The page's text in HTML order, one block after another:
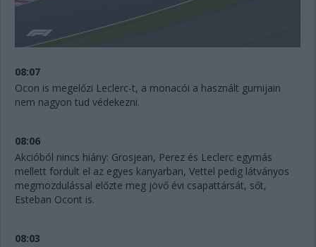
08:07
Ocon is megelőzi Leclerc-t, a monacói a használt gumijain
nem nagyon tud védekezni.
08:06
Akcióból nincs hiány: Grosjean, Perez és Leclerc egymás
mellett fordult el az egyes kanyarban, Vettel pedig látványos
megmozdulással előzte meg jövő évi csapattársát, sőt,
Esteban Ocont is.
08:03